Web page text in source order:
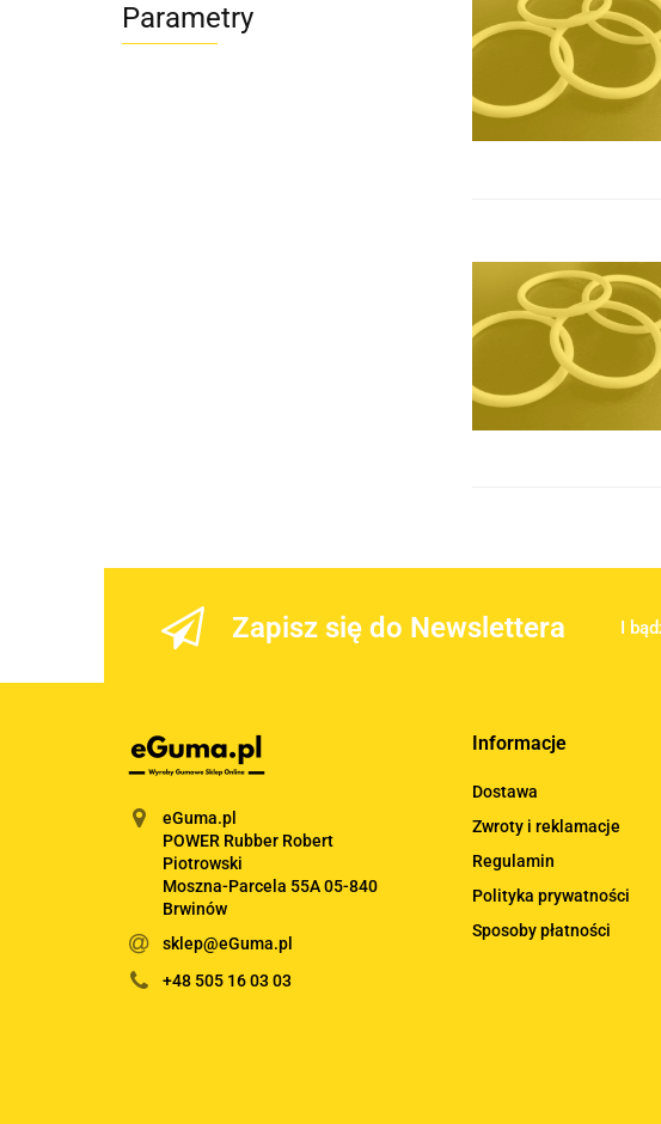
Parametry
Zapisz się do Newslettera I
eGuma.pl
POWER Rubber Robert
Piotrowski
Moszna-Parcela 55A 05-840
Brwinów
sklep@eGuma.pl
+48 505 16 03 03
Informacje
Dostawa
Zwroty i reklamacje
Regulamin
Polityka prywatności
Sposoby płatności